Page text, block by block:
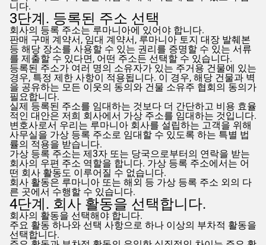
니다.
3단계. 등록된 주소 선택
회사의 등록 주소는 루마니아에 있어야 합니다.
판매 구매 계약서, 임대 계약서, 루마니아 토지 대장 발췌본
등 해당 장소를 사용할 수 있는 권리를 증명할 수 있는 서류
를 제출할 수 있다면, 어떤 주소든 선택할 수 있습니다.
등록된 주소가 여러 명의 소유자가 있는 주거용 건물에 있는
경우, 특정 제한 사항이 적용됩니다. 이 경우, 해당 건물과 벽
을 공유하는 모든 이웃의 동의와 건물 소유주 협회의 동의가
필요합니다.
실제 등록된 주소를 임대하는 것보다 더 간단하고 비용 효율
적인 대안은 저희 회사에서 가상 주소를 임대하는 것입니다.
변호사로서 우리는 루마니아 회사를 설립하는 고객을 위해
사무실을 가상 등록 주소로 임대할 수 있도록 하는 특별 법
률의 적용을 받습니다.
가상 등록 주소는 제3자 또는 당국으로부터의 연락을 받는
회사의 우편 주소 역할을 합니다. 가상 등록 주소에서는 어
떤 회사 활동도 이루어질 수 없습니다.
회사 활동은 루마니아 또는 해외 등 가상 등록 주소 외의 다
른 곳에서 수행할 수 있습니다.
4단계. 회사 활동을 선택합니다.
회사의 활동을 선택해야 합니다.
주요 활동 하나와 선택 사항으로 하나 이상의 부차적 활동을
선택합니다.